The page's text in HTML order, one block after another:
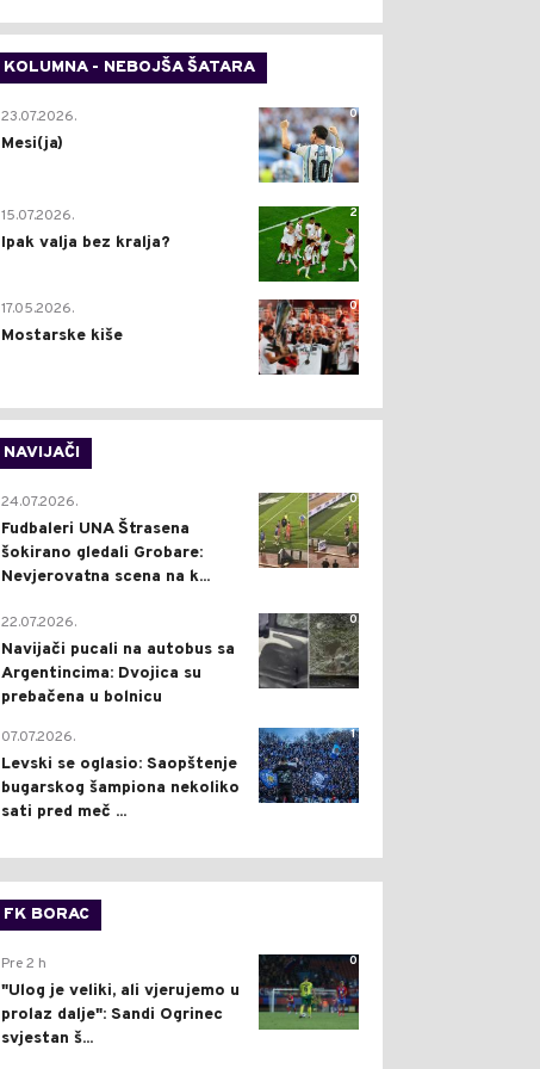
KOLUMNA - NEBOJŠA ŠATARA
0
23.07.2026.
Mesi(ja)
2
15.07.2026.
Ipak valja bez kralja?
0
17.05.2026.
Mostarske kiše
NAVIJAČI
0
24.07.2026.
Fudbaleri UNA Štrasena
šokirano gledali Grobare:
Nevjerovatna scena na k...
0
22.07.2026.
Navijači pucali na autobus sa
Argentincima: Dvojica su
prebačena u bolnicu
1
07.07.2026.
Levski se oglasio: Saopštenje
bugarskog šampiona nekoliko
sati pred meč ...
FK BORAC
0
Pre 2 h
"Ulog je veliki, ali vjerujemo u
prolaz dalje": Sandi Ogrinec
svjestan š...